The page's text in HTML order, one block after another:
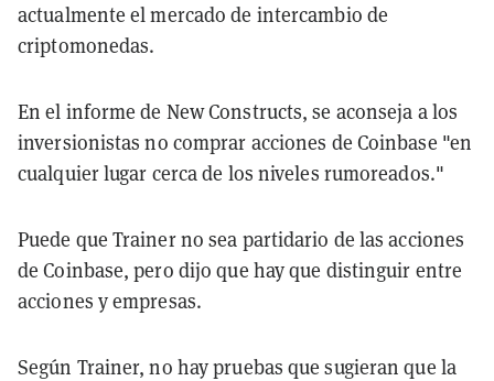
actualmente el mercado de intercambio de
criptomonedas.
En el informe de New Constructs, se aconseja a los
inversionistas no comprar acciones de Coinbase "en
cualquier lugar cerca de los niveles rumoreados."
Puede que Trainer no sea partidario de las acciones
de Coinbase, pero dijo que hay que distinguir entre
acciones y empresas.
Según Trainer, no hay pruebas que sugieran que la